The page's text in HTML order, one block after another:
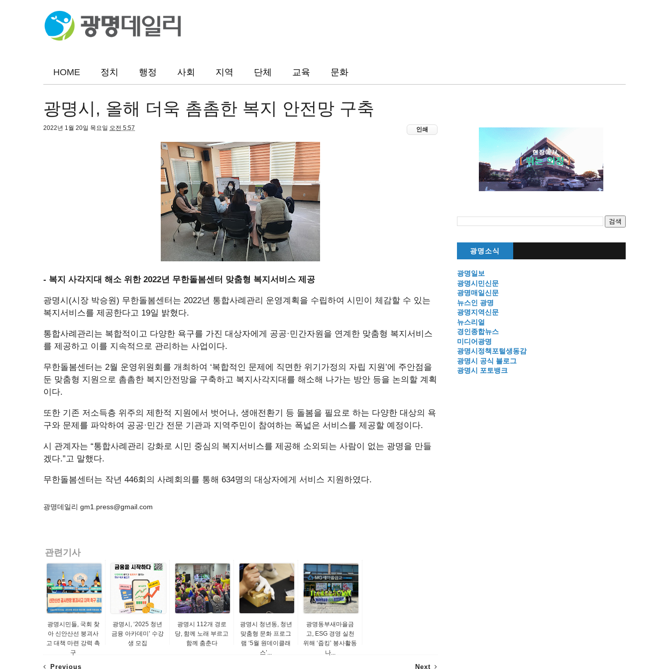
HOME 정치 행정 사회 지역 단체 교육 문화
광명시, 올해 더욱 촘촘한 복지 안전망 구축
2022년 1월 20일 목요일 오전 5:57 인쇄
- 복지 사각지대 해소 위한 2022년 무한돌봄센터 맞춤형 복지서비스 제공
광명시(시장 박승원) 무한돌봄센터는 2022년 통합사례관리 운영계획을 수립하여 시민이 체감할 수 있는
복지서비스를 제공한다고 19일 밝혔다.
통합사례관리는 복합적이고 다양한 욕구를 가진 대상자에게 공공·민간자원을 연계한 맞춤형 복지서비스
를 제공하고 이를 지속적으로 관리하는 사업이다.
무한돌봄센터는 2월 운영위원회를 개최하여 ‘복합적인 문제에 직면한 위기가정의 자립 지원’에 주안점을
둔 맞춤형 지원으로 촘촘한 복지안전망을 구축하고 복지사각지대를 해소해 나가는 방안 등을 논의할 계획
이다.
또한 기존 저소득층 위주의 제한적 지원에서 벗어나, 생애전환기 등 돌봄을 필요로 하는 다양한 대상의 욕
구와 문제를 파악하여 공공·민간 전문 기관과 지역주민이 참여하는 폭넓은 서비스를 제공할 예정이다.
시 관계자는 “통합사례관리 강화로 시민 중심의 복지서비스를 제공해 소외되는 사람이 없는 광명을 만들
겠다.”고 말했다.
무한돌봄센터는 작년 446회의 사례회의를 통해 634명의 대상자에게 서비스 지원하였다.
광명데일리 gm1.press@gmail.com
관련기사
광명시민들, 국회 찾
아 신안산선 붕괴사
고 대책 마련 강력 촉
구
광명시, ‘2025 청년
금융 아카데미’ 수강
생 모집
광명시 112개 경로
당, 함께 노래 부르고
함께 춤춘다
광명시 청년동, 청년
맞춤형 문화 프로그
램 ‘5월 원데이클래
스’...
광명동부새마을금
고, ESG 경영 실천
위해 ‘줍킹’ 봉사활동
나...
Next
Previous
광명소식
광명일보
광명시민신문
광명매일신문
뉴스인 광명
광명지역신문
뉴스리얼
경인종합뉴스
미디어광명
광명시정책포털생동감
광명시 공식 블로그
광명시 포토뱅크